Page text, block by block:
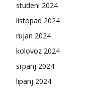
studeni 2024
listopad 2024
rujan 2024
kolovoz 2024
srpanj 2024
lipanj 2024